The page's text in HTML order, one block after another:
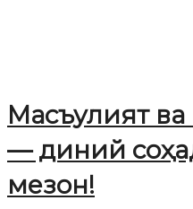
Масъулият
— диний
мезон!